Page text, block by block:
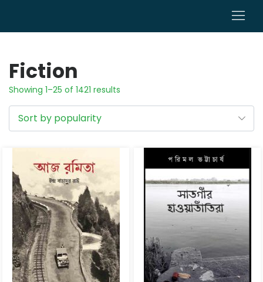
0
Fiction
Showing 1–25 of 1421 results